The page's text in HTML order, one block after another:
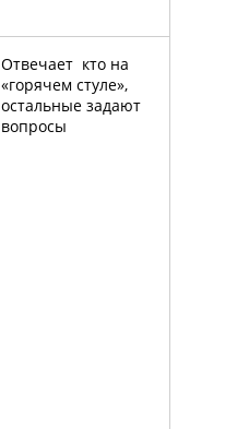
Отвечает кто на
«горячем стуле»,
остальные задают
вопросы